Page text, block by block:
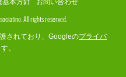
基本方針 お問い合わせ
All rights reserved.
されており、Googleのプライバ
。